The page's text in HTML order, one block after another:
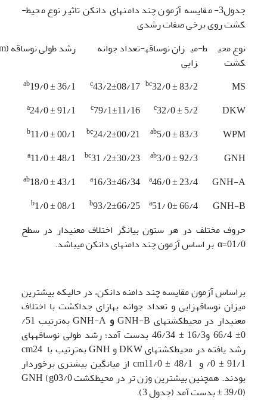
جدول3- مقایسه آزمون چند دامنه­ای دانکن تاثیر نوع محیط­
کشت روی برخی صفات رشدی
نوع محیط­
کشت
میزان نوساقه­
زایی
تعداد جوانه رشد طولی نوساقه (cm)
MS
bc32/0 ± 83/2
c43/2±08/17
ab19/0 ± 36/1
DKW
c32/0 ± 5/2
c79/1±11/16
a24/0 ± 91/1
WPM
ab5/0 ± 83/3
bc24/2±00/21
b11/0 ± 00/1
GNH
ab3/0 ± 92/3
bc31 /2±30/23
a11/0 ± 48/1
GNH-A
a46/0 ± 23/4
a16/3±46/34
ab18/0 ± 43/1
GNH-B
a51/ 0± 66/4
b93/2±66/25
b1/0 ± 08/1
حروف مختلف در هر ستون بیانگر اختلاف معنی­دار در سطح
01/0=α بر اساس آزمون چند دامنه­ای دانکن می­باشد.
براساس آزمون مقایسه چند دامنه دانکن، در حالیکه بیشترین
میزان نوساقه­زایی و تعداد جوانه به­ازای جداکشت با اختلاف
معنی­دار در محیط­کشت­های GNH-B
و
GNH-A به‌ترتیب 51/
0± 66/4 و16/3 ± 46/34 بدست آمد؛ رشد طولی نوساقه­های
رشد یافته در محیط­کشت­های DKW و GNH به‌ترتیب با
cm24
/0 ± 91/1 و
cm11/0 ± 48/1 از میانگین بیشتری برخوردار
بودند. همچنین بیشترین وزن تر در محیط­کشت GNH (g03/0
± 39/0) بدست آمد (جدول 3).